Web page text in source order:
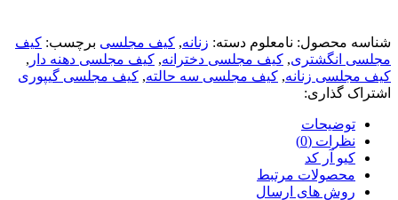
شناسه محصول: نامعلوم دسته: زنانه, کیف مجلسی برچسب: کیف
مجلسی انگشتری, کیف مجلسی دخترانه, کیف مجلسی دهنه دار ,
کیف مجلسی زنانه, کیف مجلسی سه حالته, کیف مجلسی گیپوری
اشتراک گذاری:
توضیحات
نظرات (0)
کیو آر کد
محصولات مرتبط
روش های ارسال